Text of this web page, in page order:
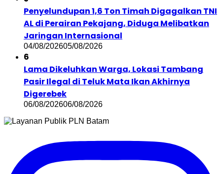
Penyelundupan 1,6 Ton Timah Digagalkan TNI
AL di Perairan Pekajang, Diduga Melibatkan
Jaringan Internasional
04/08/202605/08/2026
6
Lama Dikeluhkan Warga, Lokasi Tambang
Pasir Ilegal di Teluk Mata Ikan Akhirnya
Digerebek
06/08/202606/08/2026